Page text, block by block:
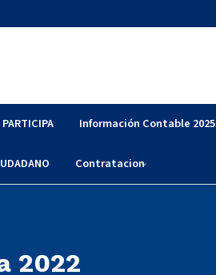
PARTICIPA Información Contable 2025
Contratacion
2022